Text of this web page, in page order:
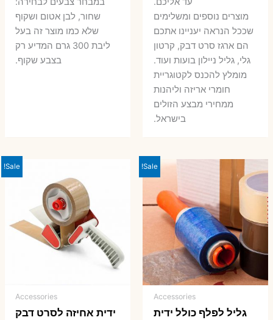
מוצרים נוספים ומשלימים
שככל הנראה יעניינו אתכם
הם ארגז סרט דבק, קרטון
גלי, גליל ניילון בועות ועוד.
מומלץ להכנס לקטוגריית
חומרי אריזה וליהנות
ממחירי מבצע הזולים
בישראל.
שחור, לבן אטום ושקוף
שלא כמו מוצר זה בעל
ליבת 300 גרם המדיע רק
בצבע שקוף.
Sale!
Accessories
גליל לפלף כולל ידית
Sale!
Accessories
ידית אחיזה לסרט דבק